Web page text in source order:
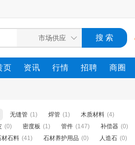
页 资讯 行情 招聘 商圈
无缝管 (1) 焊管 (1) 木质材料 (4)
(0) 密度板 (1) 管件 (147) 补偿器 (0)
材石料 (41) 石材养护用品 (0) 人造石 (0)